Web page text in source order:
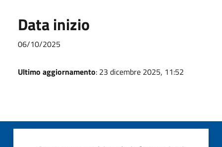
Data inizio
06/10/2025
Ultimo aggiornamento: 23 dicembre 2025, 11:52